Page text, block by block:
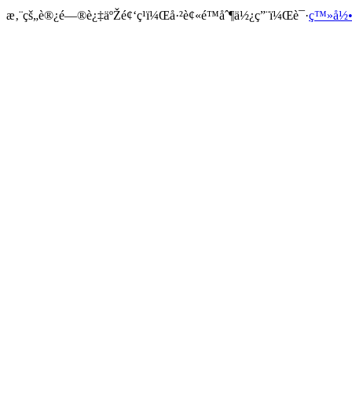
æ‚¨çš„è®¿é—®è¿‡äºŽé¢‘ç¹ï¼Œå·²è¢«é™åˆ¶ä½¿ç”¨ï¼Œè¯·ç™»å½•